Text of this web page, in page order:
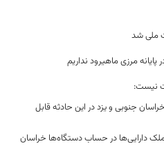
مرزی ماهیرود نداریم
نیست:
جنوبی و یزد در این حادثه قابل
تملک دارایی‌ها در حساب دستگاه‌ها خراسان